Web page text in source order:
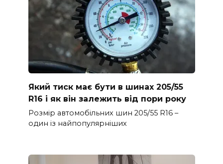
Який тиск має бути в шинах 205/55
R16 і як він залежить від пори року
Розмір автомобільних шин 205/55 R16 –
один із найпопулярніших